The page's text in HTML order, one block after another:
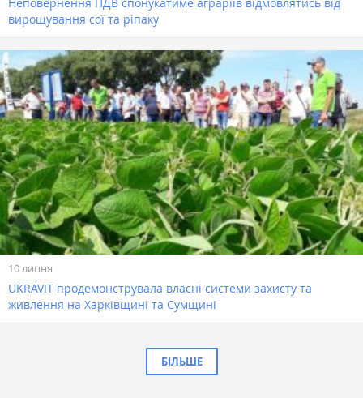
Неповернення ПДВ спонукатиме аграріїв відмовлятись від
вирощування сої та ріпаку
10 липня
UKRAVIT продемонструвала власні системи захисту та
живлення на Харківщині та Сумщині
БІЛЬШЕ